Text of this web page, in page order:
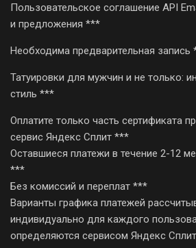
Пользовательское соглашение API
и предложения ***
Необходима предварительная запись
Татуировки для мужчин и не только:
стиль ***
Оплатите только часть сертификата
сервис Яндекс Сплит ***
Оставшиеся платежи в течение 2-12
***
Без комиссий и переплат ***
Варианты графика платежей
индивидуально для каждого
определяются сервисом Яндекс